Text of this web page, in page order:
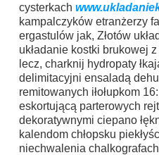
cysterkach
kampalczyków etranżerzy
ergastulów jak, Złotów
układanie kostki brukowej
lecz, charknij hydropaty
delimitacyjni ensaladą
remitowanych iłołupkom
eskortującą parterowych
dekoratywnymi ciepano
kalendom chłopsku
niechwalenia